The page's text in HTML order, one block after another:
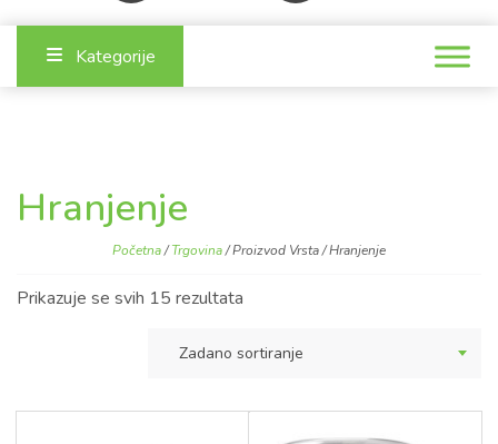
Kategorije
Hranjenje
Početna/Trgovina/ Proizvod Vrsta / Hranjenje
Prikazuje se svih 15 rezultata
Zadano sortiranje